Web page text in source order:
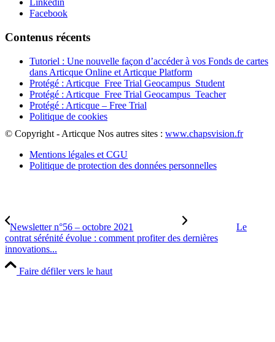
Linkedin
Facebook
Contenus récents
Tutoriel : Une nouvelle façon d’accéder à vos Fonds de cartes
dans Articque Online et Articque Platform
Protégé : Articque_Free Trial Geocampus_Student
Protégé : Articque_Free Trial Geocampus_Teacher
Protégé : Articque – Free Trial
Politique de cookies
© Copyright - Articque Nos autres sites : www.chapsvision.fr
Mentions légales et CGU
Politique de protection des données personnelles
Newsletter n°56 – octobre 2021
Le
contrat sérénité évolue : comment profiter des dernières
innovations...
Faire défiler vers le haut